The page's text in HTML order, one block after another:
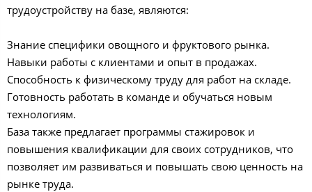
трудоустройству на базе, являются:
Знание специфики овощного и фруктового рынка.
Навыки работы с клиентами и опыт в продажах.
Способность к физическому труду для работ на складе.
Готовность работать в команде и обучаться новым
технологиям.
База также предлагает программы стажировок и
повышения квалификации для своих сотрудников, что
позволяет им развиваться и повышать свою ценность на
рынке труда.